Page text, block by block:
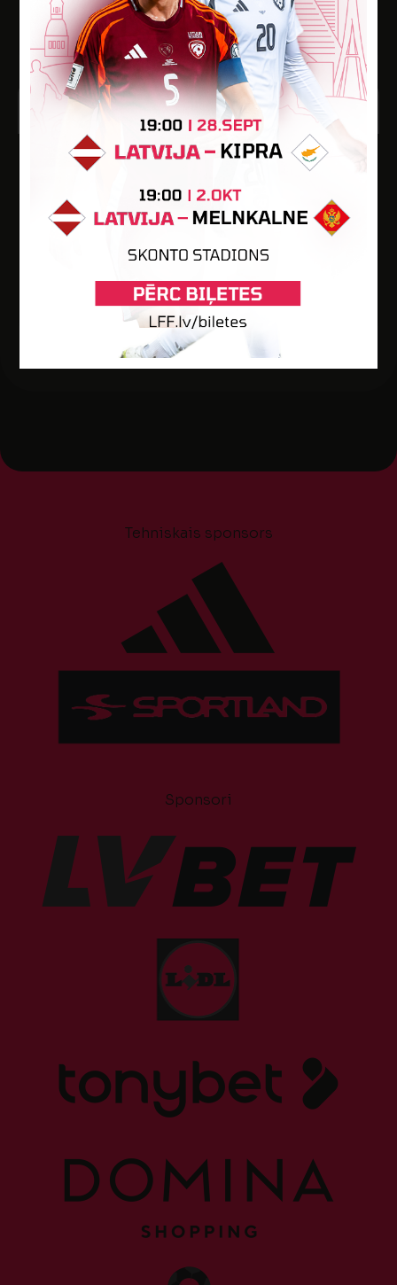
Jaunmārupes stadions
27 MAR 15:00
Latvijas Jaunatnes čempionats futbola Attistibas Centra
grupa U-14 2022, 1. kārta
FS JELGAVA-1 8
FK JŪRNIEKS
FK Jelgava Sporta bāzes mākslīgais laukums
Tehniskais sponsors
Sponsori